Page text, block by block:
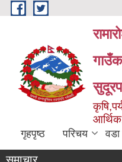
Skip to main content
गृहपृष्ठ परिचय